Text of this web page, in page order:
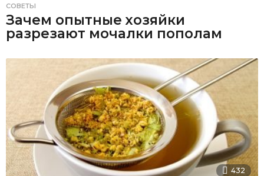
СОВЕТЫ
Зачем опытные хозяйки
разрезают мочалки пополам
432